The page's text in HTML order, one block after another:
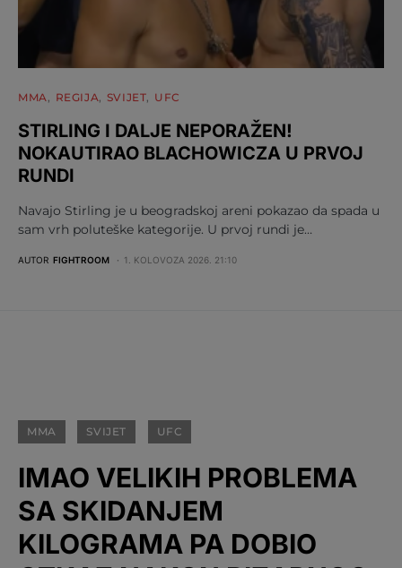
MMA REGIJA SVIJET UFC
STIRLING I DALJE NEPORAŽEN!
NOKAUTIRAO BLACHOWICZA U PRVOJ
RUNDI
Navajo Stirling je u beogradskoj areni pokazao da spada u
sam vrh poluteške kategorije. U prvoj rundi je…
AUTOR FIGHTROOM 1. KOLOVOZA 2026. 21:10
MMA SVIJET UFC
IMAO VELIKIH PROBLEMA
SA SKIDANJEM
KILOGRAMA PA DOBIO